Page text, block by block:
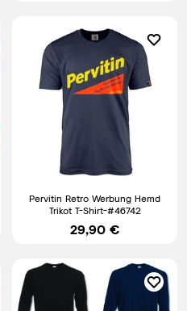
Pervitin Retro Werbung Hemd
Trikot T-Shirt-#46742
29,90 €